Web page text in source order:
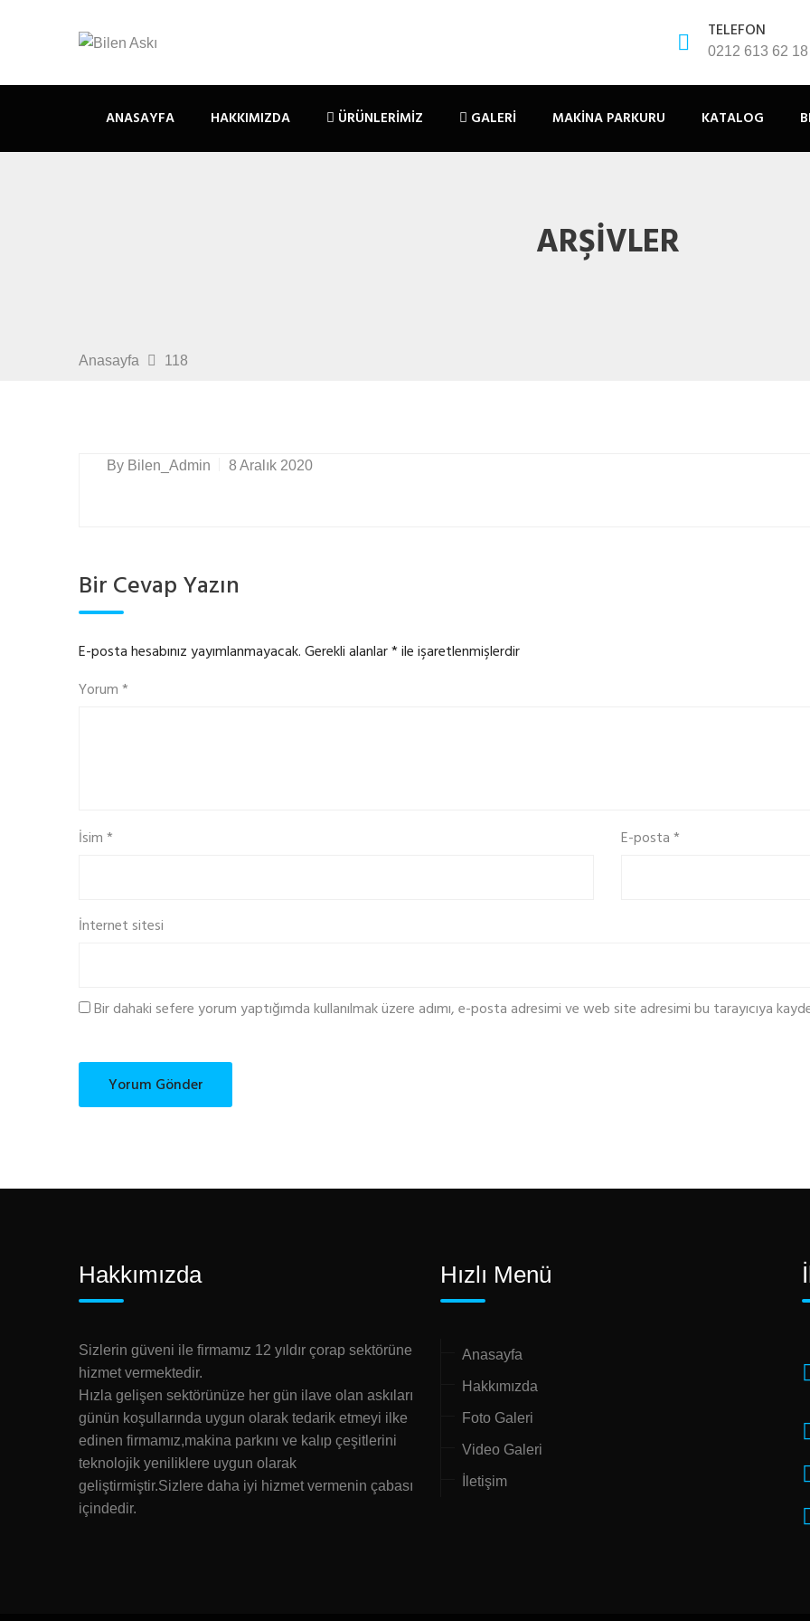
TELEFON
0212 613 62
ANASAYFA HAKKIMIZDA ÜRÜNLERIMIZ GALERI MAKINA PARKURU KATALOG
ARŞIVLER
Anasayfa 118
By Bilen_Admin 8 Aralık 2020
Bir Cevap Yazın
E-posta hesabınız yayımlanmayacak.Gerekli alanlar*ile işaretlenmişlerdir
Yorum*
İsim* E-posta*
İnternet sitesi
Bir dahaki sefere yorum yaptığımda kullanılmak üzere adımı, e-posta adresimi ve web site adresimi bu tarayıcıya
Hakkımızda
Sizlerin güveni ile firmamız 12 yıldır çorap sektörüne
hizmet vermektedir.
Hızla gelişen sektörünüze her gün ilave olan askıları
günün koşullarında uygun olarak tedarik etmeyi ilke
edinen firmamız,makina parkını ve kalıp çeşitlerini
teknolojik yeniliklere uygun olarak
geliştirmiştir.Sizlere daha iyi hizmet vermenin çabası
içindedir.
Hızlı Menü
Anasayfa
Hakkımızda
Foto Galeri
Video Galeri
İletişim